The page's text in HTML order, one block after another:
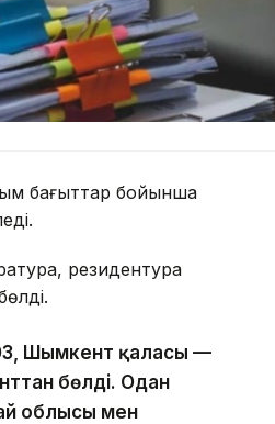
бағыттар бойынша
резидентура
Шымкент қаласы —
бөлді. Одан
облысы мен